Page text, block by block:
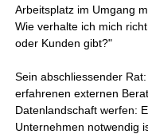
Arbeitsplatz im Umgang
Wie verhalte ich mich
oder Kunden gibt?"
Sein abschliessender
erfahrenen externen
Datenlandschaft werfen:
Unternehmen notwendig